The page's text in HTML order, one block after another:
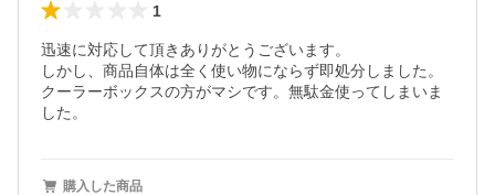
1
迅速に対応して頂きありがとうございます。
しかし、商品自体は全く使い物にならず即処分しました。
クーラーボックスの方がマシです。無駄金使ってしまいま
した。
購入した商品